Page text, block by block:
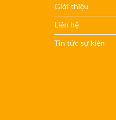
Giới thiệu
Liên hệ
Tin tức sự kiện